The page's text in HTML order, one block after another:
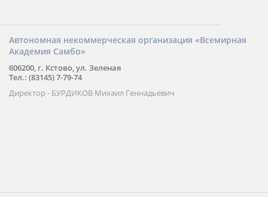
Автономная некоммерческая организация «Всемирная
Академия Самбо»
606200, г. Кстово, ул. Зеленая
Тел.: (83145) 7-79-74
Директор - БУРДИКОВ Михаил Геннадьевич